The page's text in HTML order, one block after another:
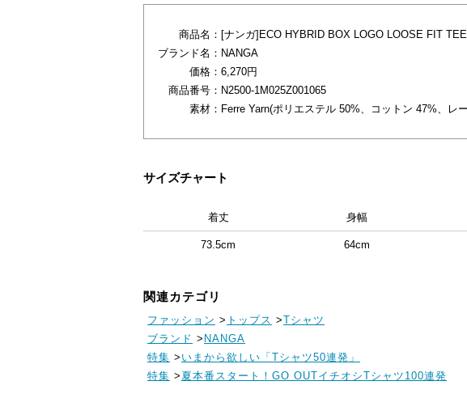
商品名： [ナンガ]ECO HYBRID BOX LOGO LOOSE FIT TEE
ブランド名： NANGA
価格： 6,270円
商品番号： N2500-1M025Z001065
素材： Ferre Yarn(ポリエステル 50%、コットン 47%、レ
サイズチャート
着丈 身幅
73.5cm 64cm
関連カテゴリ
ファッション > トップス >Tシャツ
ブランド > NANGA
特集 > いまから欲しい「Tシャツ50連発」
特集 > 夏本番スタート！GO OUTイチオシTシャツ100連発